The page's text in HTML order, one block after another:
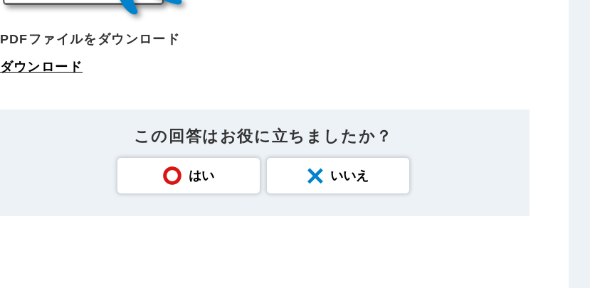
PDFファイルをダウンロード
ダウンロード
この回答はお役に立ちましたか？
はい いいえ